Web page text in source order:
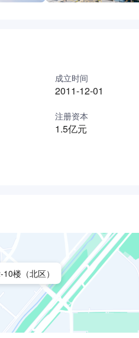
成立时间
2011-12-01
注册资本
1.5亿元
楼（北区）